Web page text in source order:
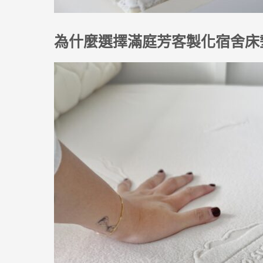
為什麼選擇滿庭芳客製化宿舍